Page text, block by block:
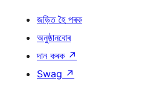
জড়িত হৈ পৰক
অনুষ্ঠানবোৰ
দান কৰক ↗
Swag ↗